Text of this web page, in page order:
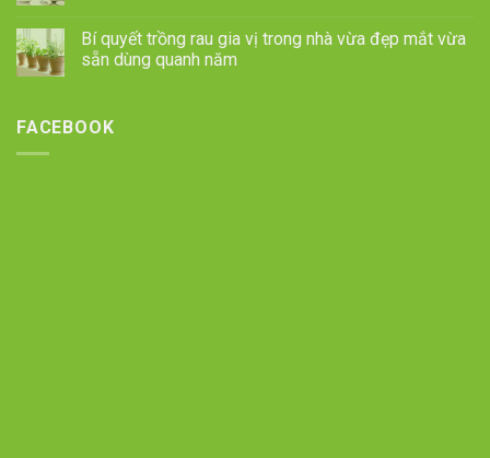
Bí quyết trồng rau gia vị trong nhà vừa đẹp mắt vừa
sẵn dùng quanh năm
FACEBOOK